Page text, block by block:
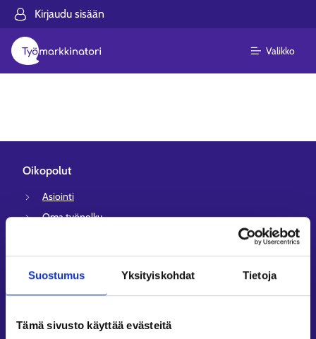
Suostumus Yksityiskohdat Tietoja
Tämä sivusto käyttää evästeitä
Kirjaudu sisään
Valikko
Oikopolut
Asiointi
Oma työpolku
Avoimet työpaikat
Tietoa muilla kielillä
Työllisyysalueiden yhteystiedot